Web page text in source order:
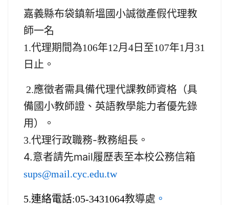
嘉義縣布袋鎮新塭國小誠徵產假代理教
師一名
1.代理期間為106年12月4日至107年1月31
日止。
2.應徵者需具備代理代課教師資格（具
備國小教師證、英語教學能力者優先錄
用）。
3.代理行政職務-教務組長。
4.意者請先mail履歷表至本校公務信箱
sups@mail.cyc.edu.tw
5.連絡電話:05-3431064教導處 。